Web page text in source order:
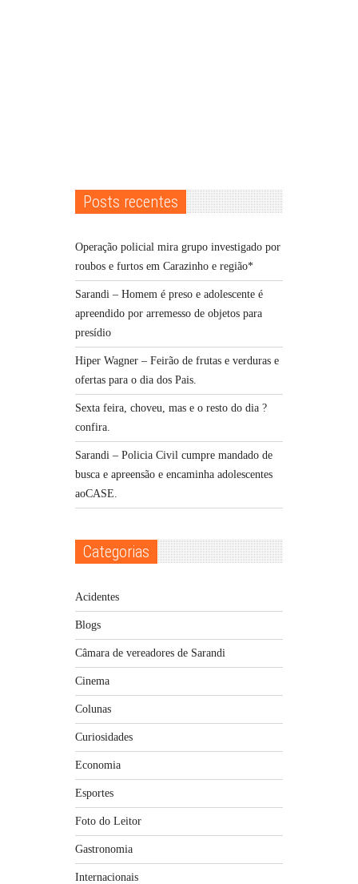
Posts recentes
Operação policial mira grupo investigado por
roubos e furtos em Carazinho e região*
Sarandi – Homem é preso e adolescente é
apreendido por arremesso de objetos para
presídio
Hiper Wagner – Feirão de frutas e verduras e
ofertas para o dia dos Pais.
Sexta feira, choveu, mas e o resto do dia ?
confira.
Sarandi – Policia Civil cumpre mandado de
busca e apreensão e encaminha adolescentes
aoCASE.
Categorias
Acidentes
Blogs
Câmara de vereadores de Sarandi
Cinema
Colunas
Curiosidades
Economia
Esportes
Foto do Leitor
Gastronomia
Internacionais